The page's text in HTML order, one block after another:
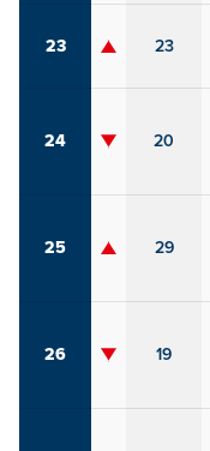
23 23
24 20
25 29
26 19